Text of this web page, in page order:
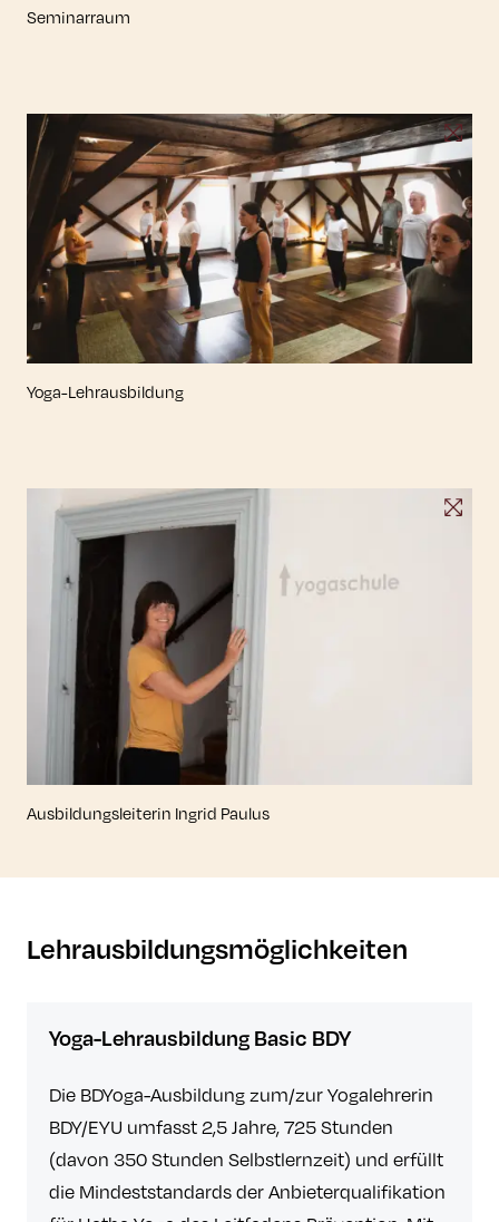
Seminarraum
Yoga-Lehrausbildung
Ausbildungsleiterin Ingrid Paulus
Lehrausbildungsmöglichkeiten
Yoga-Lehrausbildung Basic BDY
Die BDYoga-Ausbildung zum/zur Yogalehrerin
BDY/EYU umfasst 2,5 Jahre, 725 Stunden
(davon 350 Stunden Selbstlernzeit) und erfüllt
die Mindeststandards der Anbieterqualifikation